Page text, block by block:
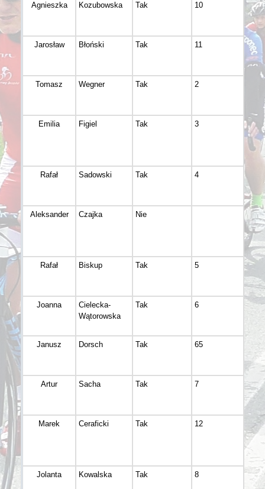
Agnieszka Kozubowska Tak 10
Jarosław Błoński Tak 11
Tomasz Wegner Tak 2
Emilia Figiel Tak 3
Rafał Sadowski Tak 4
Aleksander Czajka Nie
Rafał Biskup Tak 5
Joanna
Cielecka-
Wątorowska
Tak 6
Janusz Dorsch Tak 65
Artur Sacha Tak 7
Marek Ceraficki Tak 12 Toruń
Jolanta Kowalska Tak 8